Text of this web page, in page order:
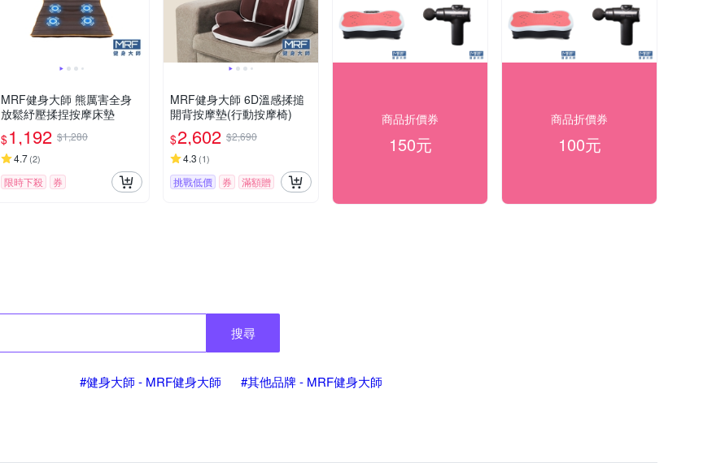
MRF健身大師 熊厲害全身
放鬆紓壓揉捏按摩床墊
$1,192 $1,280
4.7(2)
限時下殺 券
MRF健身大師 6D溫感揉搥
開背按摩墊(行動按摩椅)
$2,602 $2,690
4.3 (1)
挑戰低價 券 滿額贈
商品折價券
150元
商品折價券
100元
搜尋
#健身大師 - MRF健身大師 #其他品牌 - MRF健身大師